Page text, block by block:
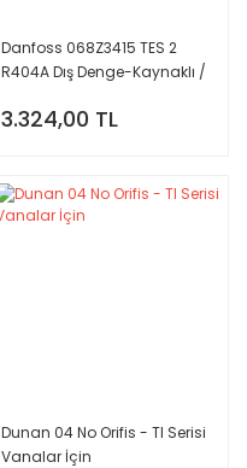
Danfoss 068Z3415 TES 2
R404A Dış Denge-Kaynaklı /
3.324,00 TL
Dunan 04 No Orifis - TI Serisi
Vanalar İçin